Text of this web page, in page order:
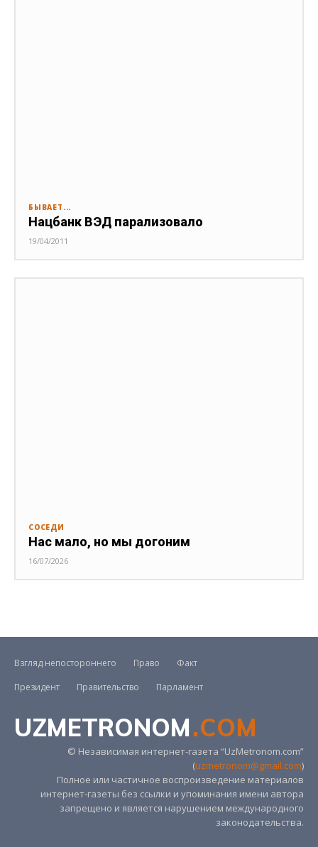
БЫВАЕТ...
Нацбанк ВЭД парализовало
19/04/2011
СОСЕДИ
Нас мало, но мы догоним
16/07/2026
Взгляд непостороннего Право
Факт
Президент
Правительство Парламент
UZMETRONOM.COM
© Независимая интернет-газета “UzMetronom.com”
(uzmetronom@gmail.com)
Полное или частичное воспроизведение материалов
интернет-газеты без ссылки и упоминания имени автора
запрещено и является нарушением международного
законодательства.